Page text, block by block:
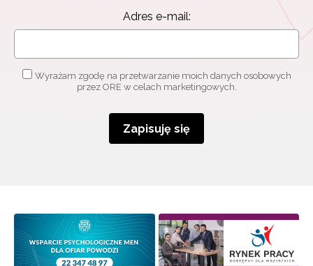
Adres e-mail:
Wyrażam zgodę na przetwarzanie moich danych osobowych
przez ORE w celach marketingowych.
Zapisuję się